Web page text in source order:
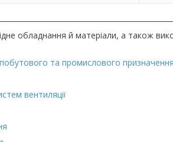
обладнання й матеріали, а також
та промислового призначення
вентиляції